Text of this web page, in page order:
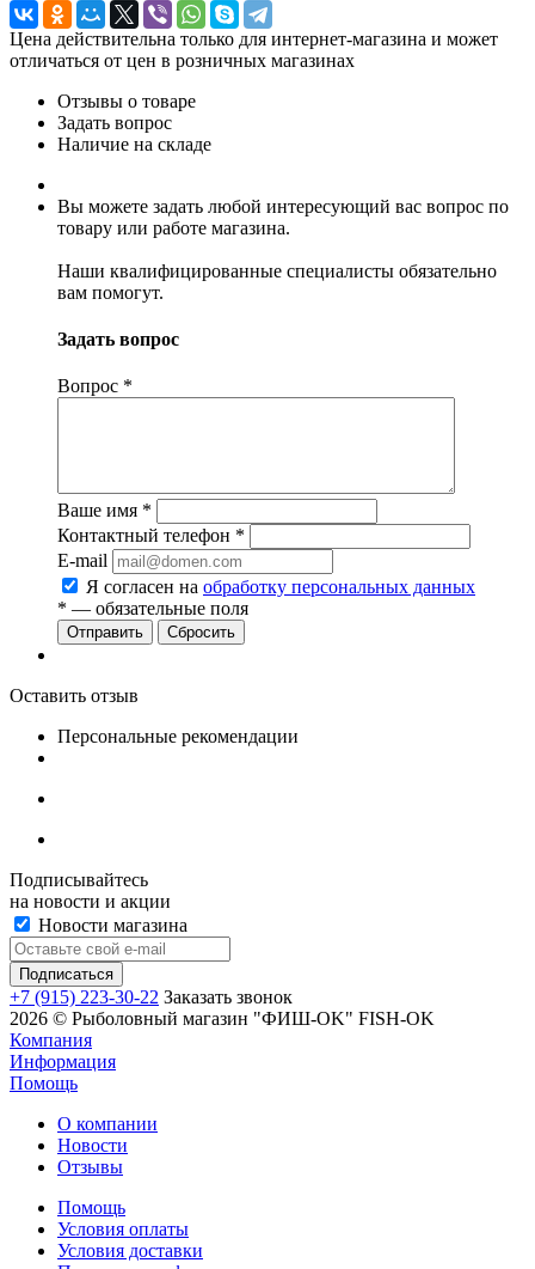
Цена действительна только для интернет-магазина и может
отличаться от цен в розничных магазинах
Отзывы о товаре
Задать вопрос
Наличие на складе
Вы можете задать любой интересующий вас вопрос по
товару или работе магазина.
Наши квалифицированные специалисты обязательно
вам помогут.
Задать вопрос
Вопрос *
Ваше имя *
Контактный телефон *
E-mail
Я согласен на обработку персональных данных
* — обязательные поля
Сбросить
Оставить отзыв
Персональные рекомендации
Подписывайтесь
на новости и акции
Новости магазина
+7 (915) 223-30-22 Заказать звонок
2026 © Рыболовный магазин "ФИШ-OK" FISH-OK
Компания
Информация
Помощь
О компании
Новости
Отзывы
Помощь
Условия оплаты
Условия доставки